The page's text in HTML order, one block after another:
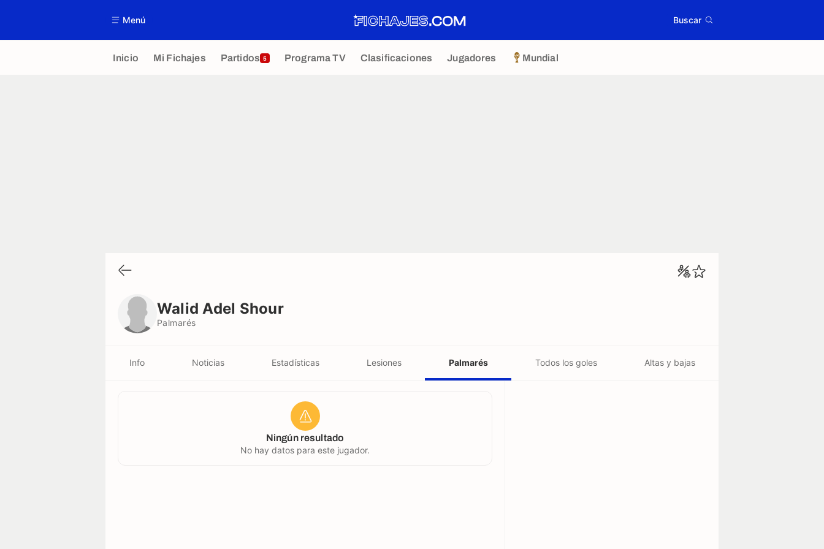
Menú Buscar
Inicio Mi Fichajes Partidos 5 Programa TV Clasificaciones Jugadores Mundial
Walid Adel Shour
Palmarés
Info Noticias Estadísticas Lesiones Palmarés Todos los goles Altas y bajas
Ningún resultado
No hay datos para este jugador.